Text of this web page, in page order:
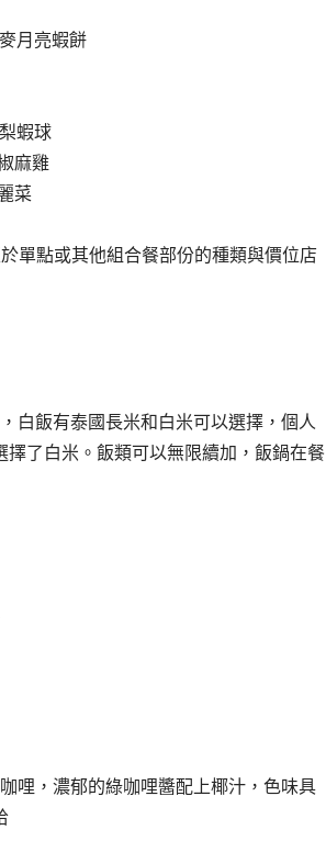
月亮蝦餅
梨蝦球
麻雞
菜
於單點或其他組合餐部份的種類與價位店
白飯有泰國長米和白米可以選擇，個人
擇了白米。飯類可以無限續加，飯鍋在餐
哩，濃郁的綠咖哩醬配上椰汁，色味具